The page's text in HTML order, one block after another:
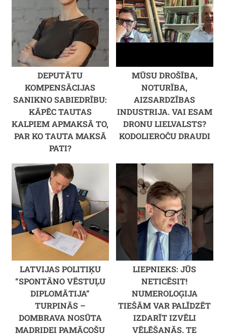
DEPUTĀTU
KOMPENSĀCIJAS
SANIKNO SABIEDRĪBU:
KĀPĒC TAUTAS
KALPIEM APMAKSĀ TO,
PAR KO TAUTA MAKSĀ
PATI?
MŪSU DROŠĪBA,
NOTURĪBA,
AIZSARDZĪBAS
INDUSTRIJA. VAI ESAM
DRONU LIELVALSTS?
KODOLIEROČU DRAUDI
LATVIJAS POLITIĶU
“SPONTĀNO VĒSTUĻU
DIPLOMĀTIJA”
TURPINĀS –
DOMBRAVA NOSŪTA
MADRIDEI PAMĀCOŠU
LIEPNIEKS: JŪS
NETICĒSIT!
NUMEROLOĢIJA
TIEŠĀM VAR PALĪDZĒT
IZDARĪT IZVĒLI
VĒLĒŠANĀS. TE